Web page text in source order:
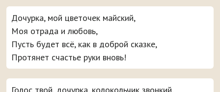
Дочурка, мой цветочек майский,
Моя отрада и любовь,
Пусть будет всё, как в доброй сказке,
Протянет счастье руки вновь!